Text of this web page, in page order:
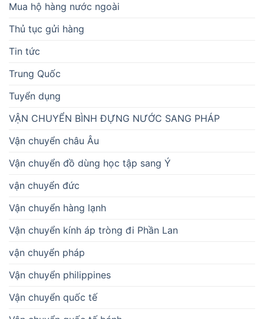
Mua hộ hàng nước ngoài
Thủ tục gửi hàng
Tin tức
Trung Quốc
Tuyển dụng
VẬN CHUYỂN BÌNH ĐỰNG NƯỚC SANG PHÁP
Vận chuyển châu Âu
Vận chuyển đồ dùng học tập sang Ý
vận chuyển đức
Vận chuyển hàng lạnh
Vận chuyển kính áp tròng đi Phần Lan
vận chuyển pháp
Vận chuyển philippines
Vận chuyển quốc tế